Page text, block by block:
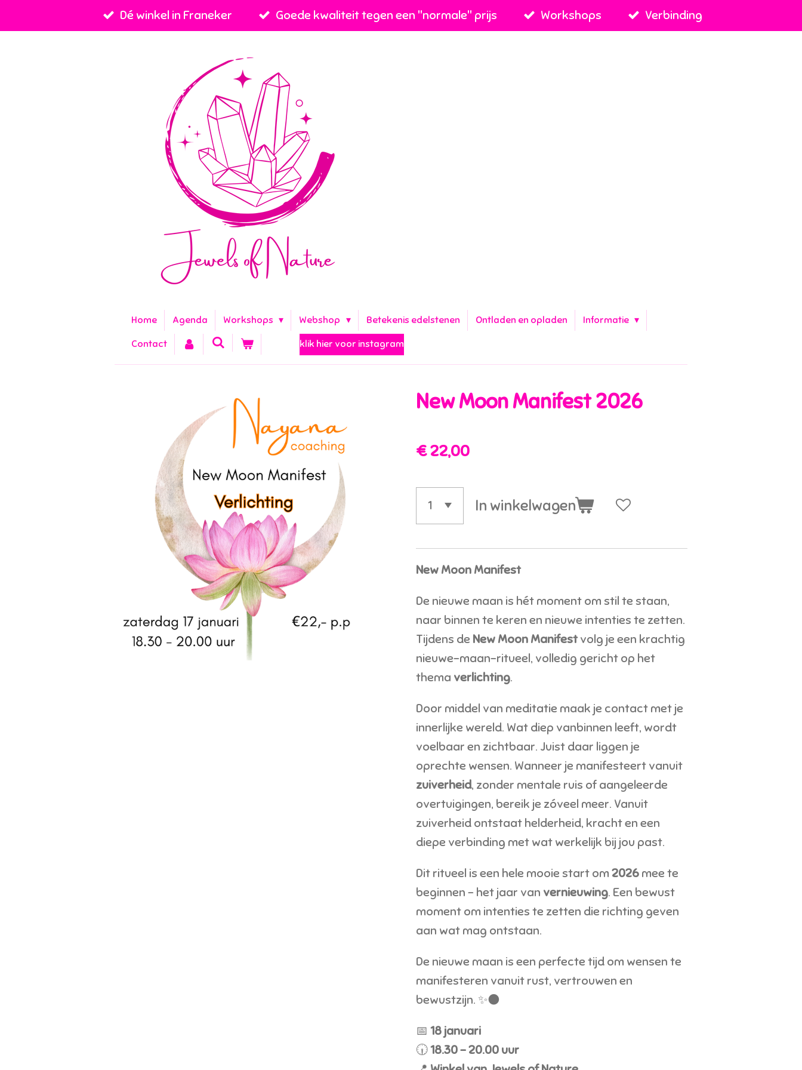
direct
Dé winkel in Franeker Goede kwaliteit tegen een ''normale'' prijs Workshops Verbinding
Home Agenda Workshops Webshop Betekenis edelstenen Ontladen en opladen
Informatie
Contact
klik hier voor instagram
New Moon Manifest 2026
€ 22,00
In winkelwagen
New Moon Manifest
De nieuwe maan is hét moment om stil te staan,
naar binnen te keren en nieuwe intenties te zetten.
Tijdens de New Moon Manifestvolg je een krachtig
nieuwe-maan-ritueel, volledig gericht op het
thema verlichting.
Door middel van meditatie maak je contact met je
innerlijke wereld. Wat diep vanbinnen leeft, wordt
voelbaar en zichtbaar. Juist daar liggen je
oprechte wensen. Wanneer je manifesteert vanuit
zuiverheid, zonder mentale ruis of aangeleerde
overtuigingen, bereik je zóveel meer. Vanuit
zuiverheid ontstaat helderheid, kracht en een
diepe verbinding met wat werkelijk bij jou past.
Dit ritueel is een hele mooie start om 2026 mee te
beginnen – het jaar van vernieuwing. Een bewust
moment om intenties te zetten die richting geven
aan wat mag ontstaan.
De nieuwe maan is een perfecte tijd om wensen te
manifesteren vanuit rust, vertrouwen en
bewustzijn. ✨🌑
📅 18 januari
🕡18.30 – 20.00 uur